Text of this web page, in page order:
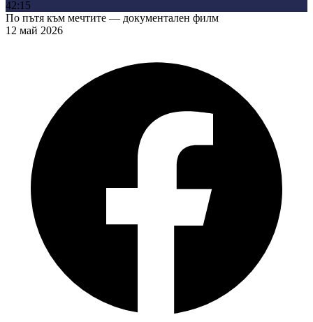
42:15
По пътя към мечтите — документален филм
12 май 2026